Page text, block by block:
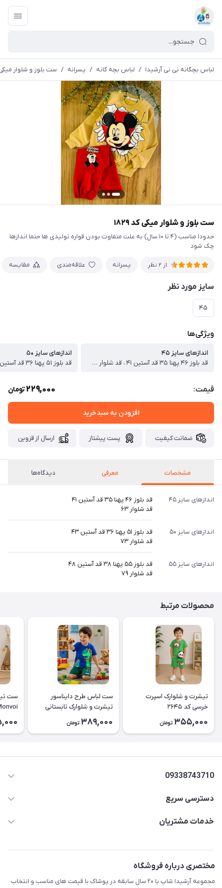
لباس بچگانه نی نی آرشیدا / لباس بچه گانه / پسرانه / ست بلوز و شلوار میکی
ست بلوز و شلوار میکی کد ۱۸۲۹
حدودا مناسب (۴ تا ۱۰ سال) به علت متفاوت بودن قواره تولیدی ها حتما اندازها
چک شود
از 2 نظر پسرانه علاقه‌مندی مقایسه
سایز مورد نظر
۴۵
ویژگی‌ها
اندازهای سایز ۴۵
قد بلوز ۴۶ پهنا ۳۵ قد آستین ۴۱ ، قد شلوار ۶۳
اندازهای سایز ۵۰
قیمت: 229,000تومان
افزودن به سبدخرید
ضمانت کیفیت پست پیشتاز ارسال از قزوین
مشخصات معرفی دیدگاه‌ها
اندازهای سایز ۴۵
قد بلوز ۴۶ پهنا ۳۵ قد آستین ۴۱
قد شلوار ۶۳
اندازهای سایز ۵۰
قد بلوز ۵۱ پهنا ۳۶ قد آستین ۴۳
قد شلوار ۷۳
اندازهای سایز ۵۵
قد بلوز ۵۵ پهنا ۳۸ قد آستین ۴۸
قد شلوار ۷۹
محصولات مرتبط
تیشرت و شلوارک اسپرت
خرسی کد ۲۶۴۵
355,000 تومان
ست لباس طرح دایناسور
تیشرت و شلوارک تابستانی
کودک کد ۲۶۳۸
389,000 تومان
ست
09338743710
دسترسی سریع
حساب کاربری
لیست محصولات
درباره ما
خدمات مشتریان
مختصری درباره فروشگاه
مجموعه آرشیدا شاپ با ۲۰ سال سابقه در پوشاک با قیمت های مناسب و انتخاب